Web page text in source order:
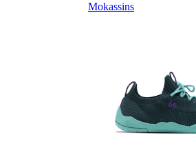
Mokassins